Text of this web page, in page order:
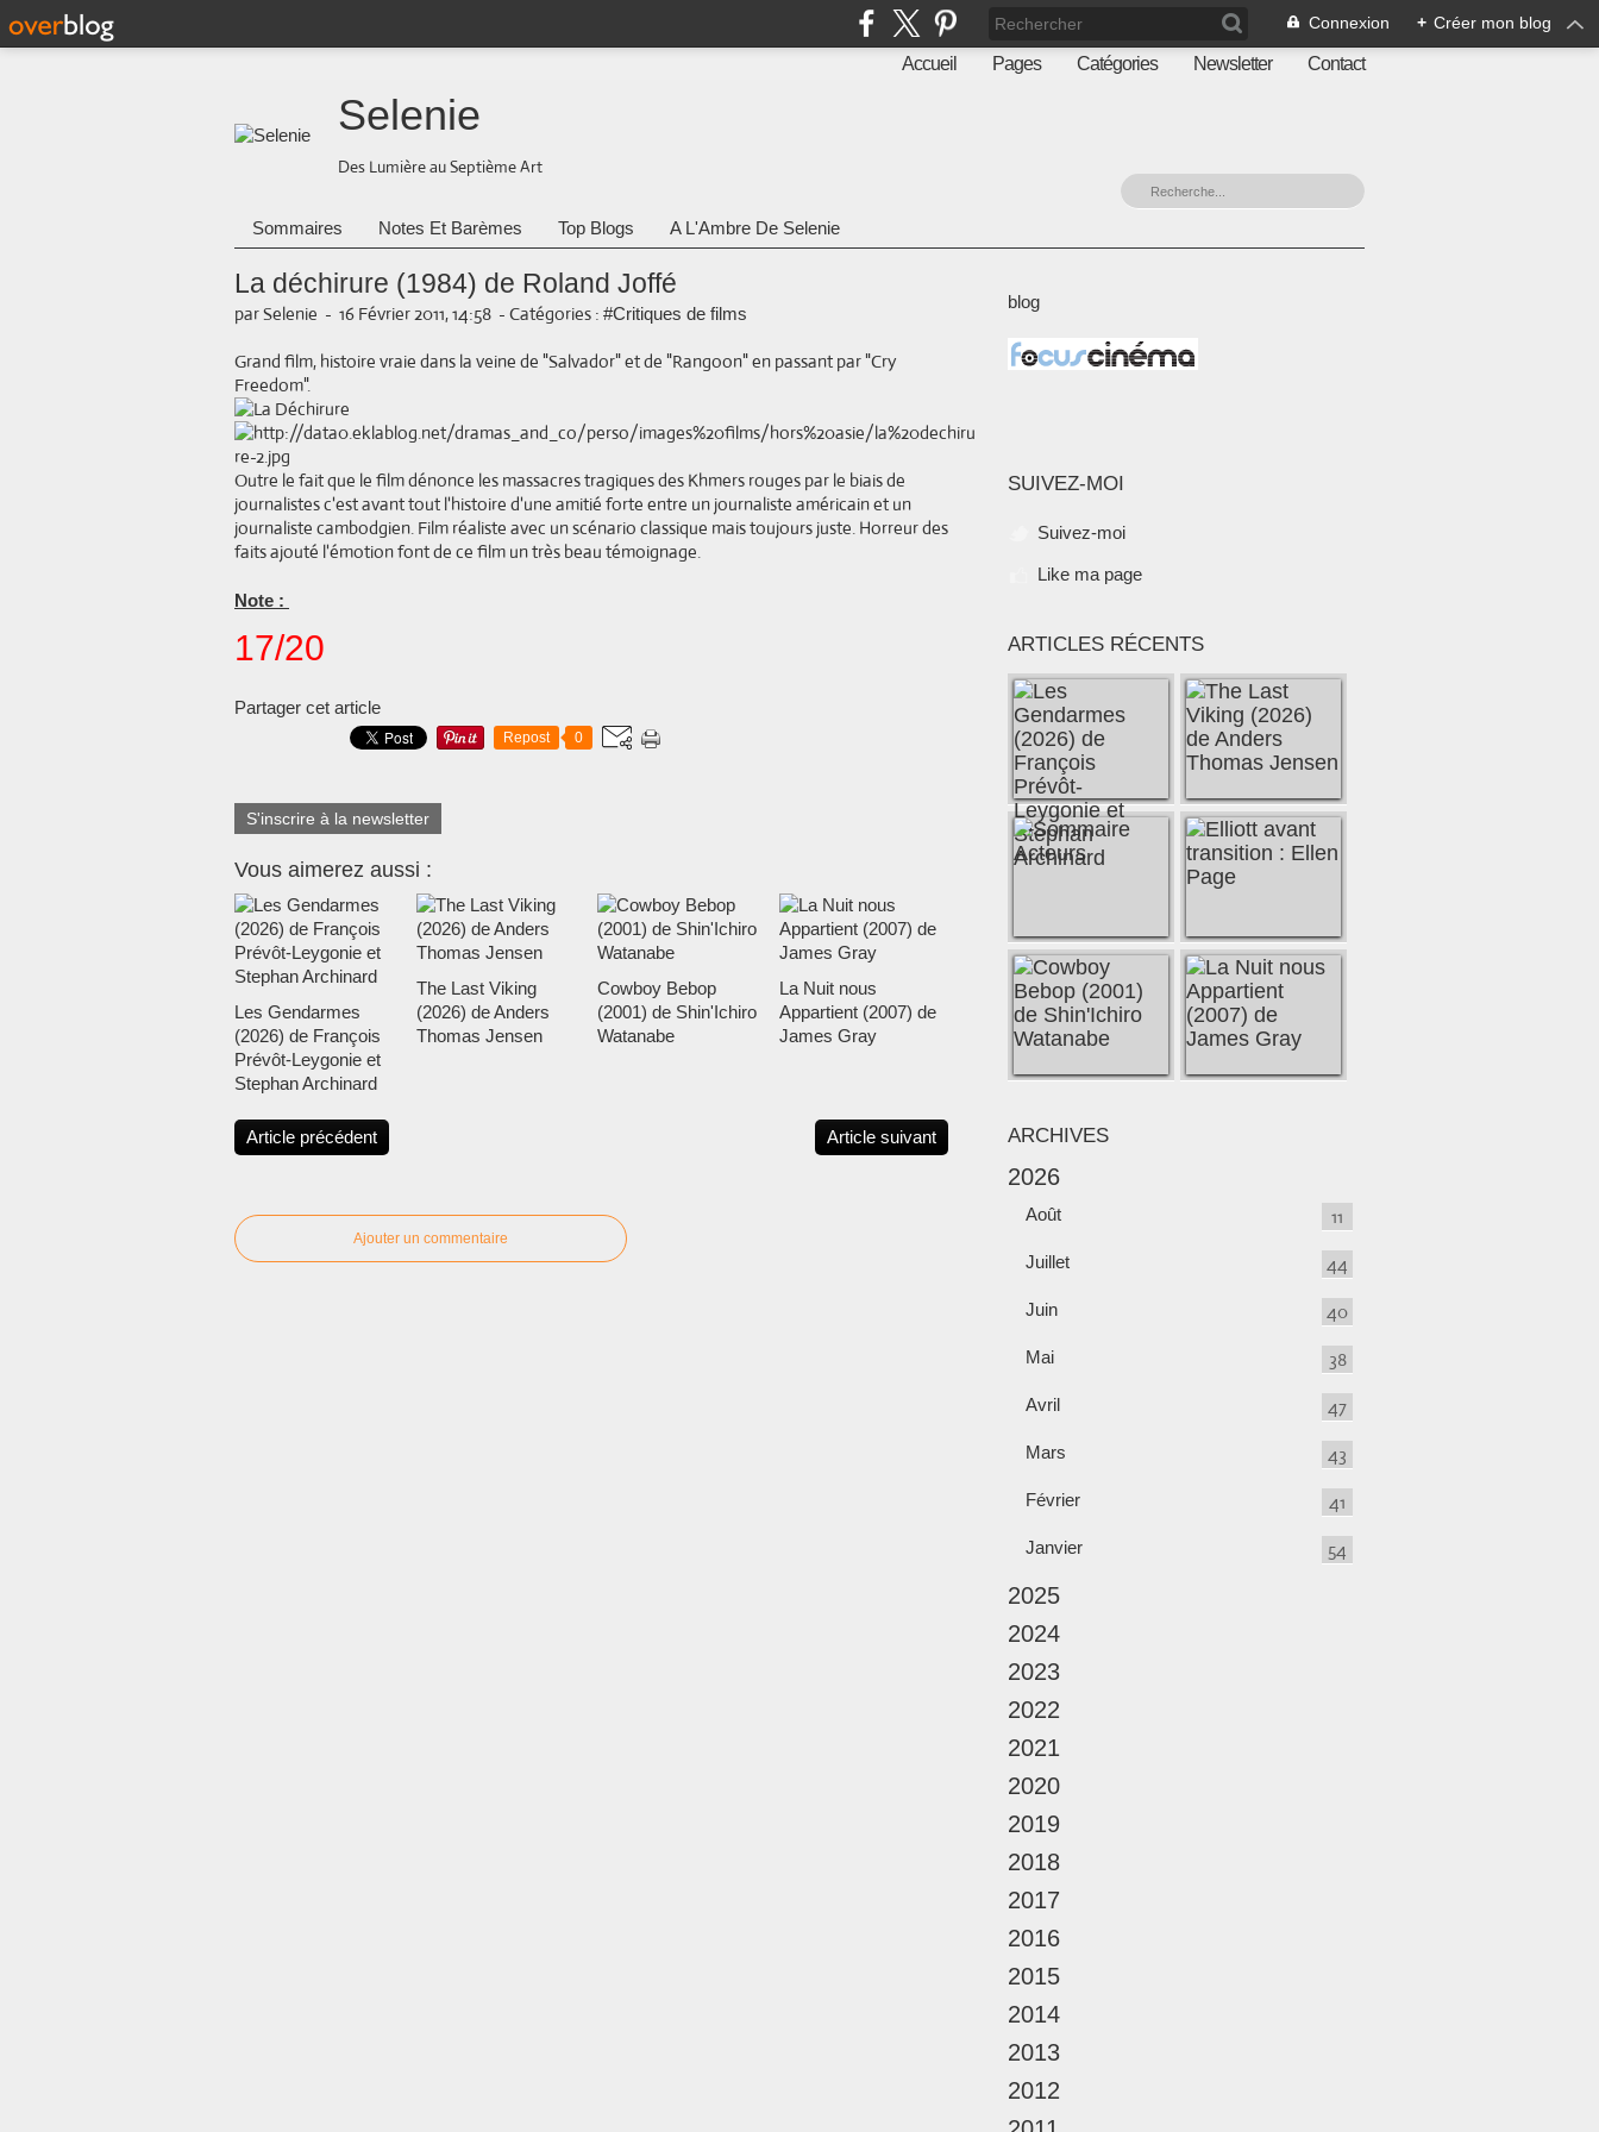
Connexion + Créer mon blog
Accueil Pages Catégories Newsletter Contact
Selenie
Des Lumière au Septième Art
Sommaires Notes Et Barèmes Top Blogs A L'Ambre De Selenie
La déchirure (1984) de Roland Joffé
par Selenie - 16 Février 2011, 14:58 - Catégories : #Critiques de films
Grand film, histoire vraie dans la veine de "Salvador" et de "Rangoon" en passant par "Cry
Freedom".
Outre le fait que le film dénonce les massacres tragiques des Khmers rouges par le biais de
journalistes c'est avant tout l'histoire d'une amitié forte entre un journaliste américain et un
journaliste cambodgien. Film réaliste avec un scénario classique mais toujours juste. Horreur des
faits ajouté l'émotion font de ce film un très beau témoignage.
Note :
17/20
Partager cet article
Repost 0
S'inscrire à la newsletter
Vous aimerez aussi :
Les Gendarmes
(2026) de François
Prévôt-Leygonie et
Stephan Archinard
The Last Viking
(2026) de Anders
Thomas Jensen
Cowboy Bebop
(2001) de Shin'Ichiro
Watanabe
La Nuit nous
Appartient (2007) de
James Gray
Article précédent Article suivant
Ajouter un commentaire
blog
SUIVEZ-MOI
Suivez-moi
Like ma page
ARTICLES RÉCENTS
ARCHIVES
2026
Août 11
Juillet 44
Juin 40
Mai 38
Avril 47
Mars 43
Février 41
Janvier 54
2025
2024
2023
2022
2021
2020
2019
2018
2017
2016
2015
2014
2013
2012